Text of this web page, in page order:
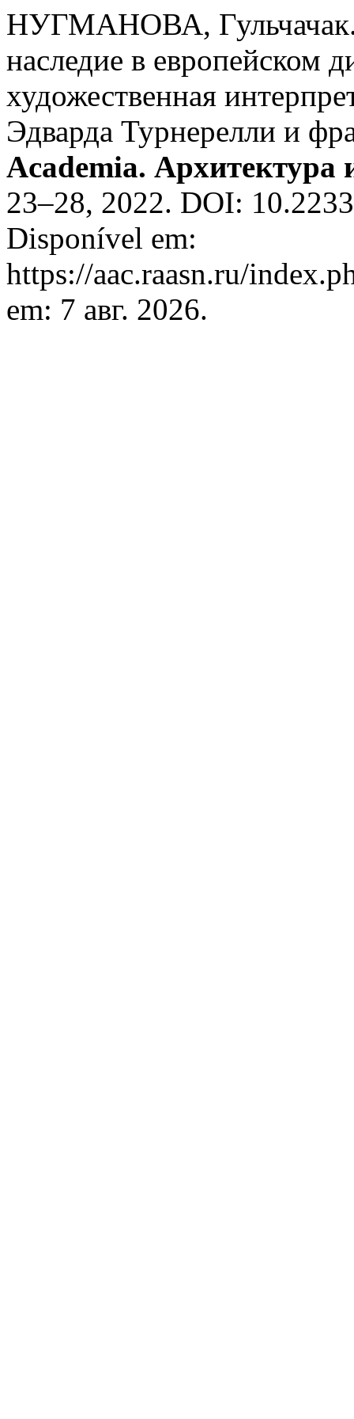
НУГМАНОВА, Гульчачак.
наследие в европейском
художественная
Эдварда Турнерелли и
Academia. Архитектура
23–28, 2022. DOI:
Disponível em:
https://aac.raasn.ru/
em: 7 авг. 2026.